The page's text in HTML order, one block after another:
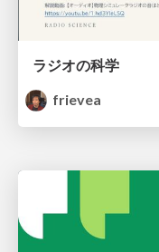
ラジオの科学
frievea